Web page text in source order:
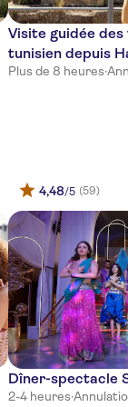
Visite guidée
tunisien depuis
Plus de 8 heures·
4,48/5 (59)
Dîner-spectacle
2-4 heures·